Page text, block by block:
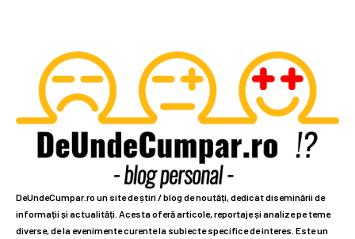
DeUndeCumpar.ro un site de știri / blog de noutăți, dedicat diseminării de
informații și actualități. Acesta oferă articole, reportaje și analize pe teme
diverse, de la evenimente curente la subiecte specifice de interes. Este un